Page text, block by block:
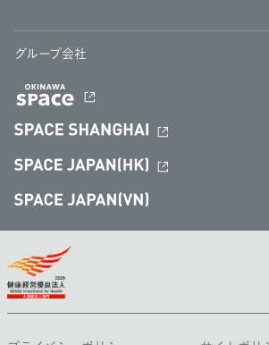
グループ会社